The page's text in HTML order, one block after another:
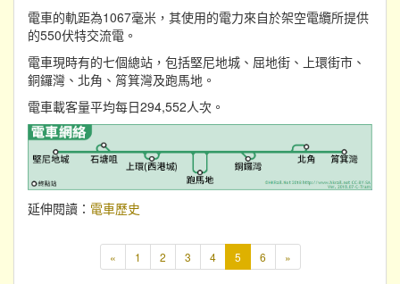
電車的軌距為1067毫米，其使用的電力來自於架空電纜所提供
的550伏特交流電。
電車現時有的七個總站，包括堅尼地城、屈地街、上環街市、
銅鑼灣、北角、筲箕灣及跑馬地。
電車載客量平均每日294,552人次。
延伸閱讀： 電車歷史
« 1 2 3 4 5本
頁
6 »